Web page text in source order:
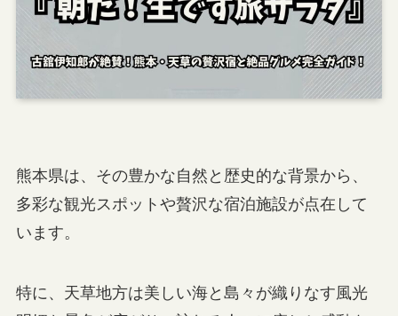
熊本県は、その豊かな自然と歴史的な背景から、
多彩な観光スポットや贅沢な宿泊施設が点在して
います。
特に、天草地方は美しい海と島々が織りなす風光